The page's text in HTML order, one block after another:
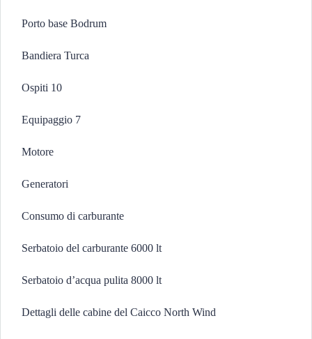
Porto base Bodrum
Bandiera Turca
Ospiti 10
Equipaggio 7
Motore
Generatori
Consumo di carburante
Serbatoio del carburante 6000 lt
Serbatoio d’acqua pulita 8000 lt
Dettagli delle cabine del Caicco North Wind